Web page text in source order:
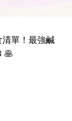
清單！最強鹹